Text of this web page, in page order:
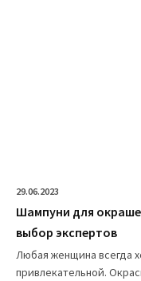
29.06.2023
Шампуни для
выбор экспертов
Любая женщина всегда
привлекательной.